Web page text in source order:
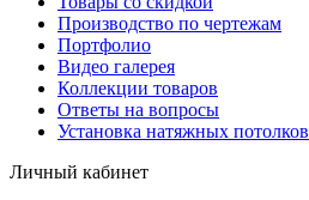
Производство по чертежам
Портфолио
Видео галерея
Коллекции товаров
Ответы на вопросы
Установка натяжных потолков
Личный кабинет